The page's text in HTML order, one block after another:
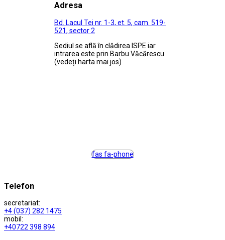
Adresa
Bd. Lacul Tei nr. 1-3, et. 5, cam. 519-
521, sector 2
Sediul se află în clădirea ISPE iar
intrarea este prin Barbu Văcărescu
(vedeți harta mai jos)
fas fa-phone
Telefon
secretariat:
+4 (037) 282 1475
mobil:
+40722 398 894